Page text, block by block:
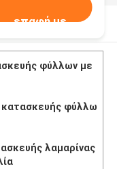
επαφή με
φύλλων με
κατασκευής φύλλω
λαμαρίνας